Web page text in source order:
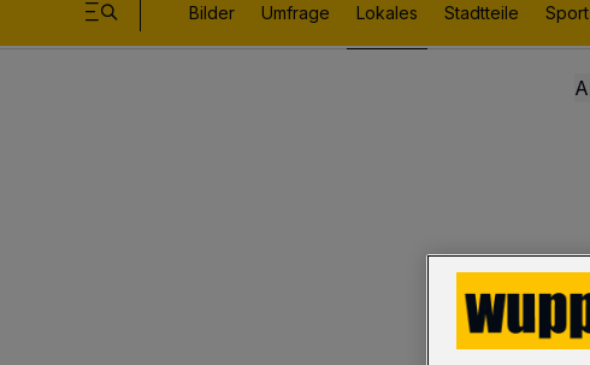
Bilder Umfrage Lokales Stadtteile Sport